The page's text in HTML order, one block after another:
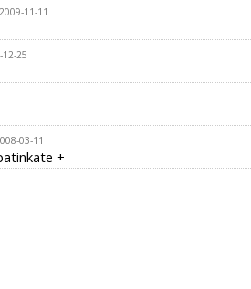
2009-11-11
12-25
03-11
+